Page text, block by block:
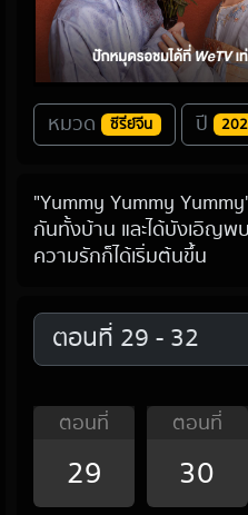
หมวด ซีรี่ย์จีน ปี
"Yummy Yummy
กันทั้งบ้าน และได้บังเอิญพ
ความรักก็ได้เริ่มต้นขึ้น
ตอนที่
29
ตอนที่
30